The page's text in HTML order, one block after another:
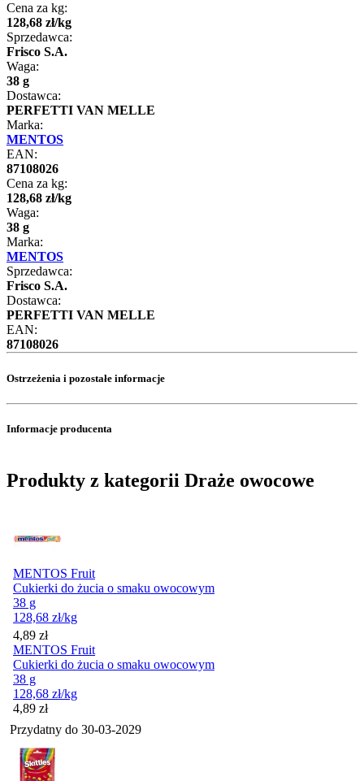
Cena za kg:
128,68 zł/kg
Sprzedawca:
Frisco S.A.
Waga:
38 g
Dostawca:
PERFETTI VAN MELLE
Marka:
MENTOS
EAN:
87108026
Cena za kg:
128,68 zł/kg
Waga:
38 g
Marka:
MENTOS
Sprzedawca:
Frisco S.A.
Dostawca:
PERFETTI VAN MELLE
EAN:
87108026
Ostrzeżenia i pozostałe informacje
Informacje producenta
Produkty z kategorii Draże owocowe
MENTOS Fruit
Cukierki do żucia o smaku owocowym
38 g
128,68 zł/kg
Cena
4,89 zł
MENTOS Fruit
Cukierki do żucia o smaku owocowym
38 g
128,68 zł/kg
Cena
4,89 zł
Przydatny do 30-03-2029